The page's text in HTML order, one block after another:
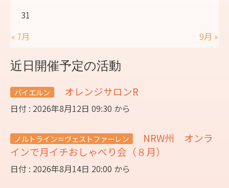
31
« 7月
9月 »
近日開催予定の活動
バイエルン オレンジサロンR
日付 : 2026年8月12日 09:30 から
ノルトライン＝ヴェストファーレン
NRW州 オンラ
インで月イチおしゃべり会（８月）
日付 : 2026年8月14日 20:00 から